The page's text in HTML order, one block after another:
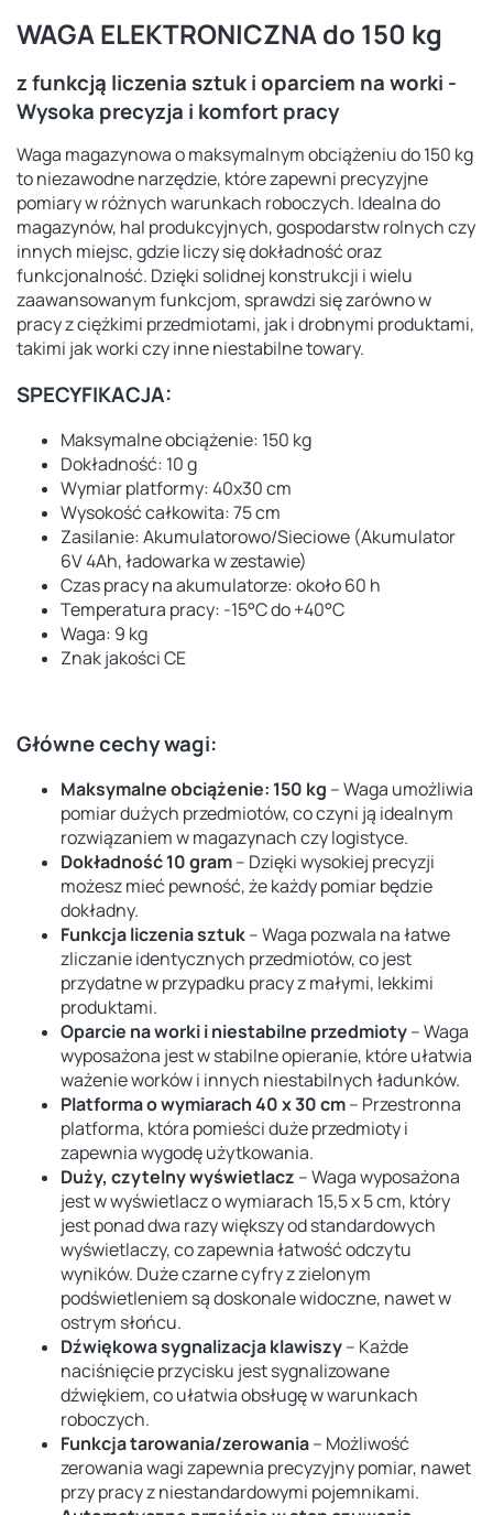
WAGA ELEKTRONICZNA do 150 kg
z funkcją liczenia sztuk i oparciem na worki -
Wysoka precyzja i komfort pracy
Waga magazynowa o maksymalnym obciążeniu do 150 kg
to niezawodne narzędzie, które zapewni precyzyjne
pomiary w różnych warunkach roboczych. Idealna do
magazynów, hal produkcyjnych, gospodarstw rolnych czy
innych miejsc, gdzie liczy się dokładność oraz
funkcjonalność. Dzięki solidnej konstrukcji i wielu
zaawansowanym funkcjom, sprawdzi się zarówno w
pracy z ciężkimi przedmiotami, jak i drobnymi produktami,
takimi jak worki czy inne niestabilne towary.
SPECYFIKACJA:
Maksymalne obciążenie: 150 kg
Dokładność: 10 g
Wymiar platformy: 40x30 cm
Wysokość całkowita: 75 cm
Zasilanie: Akumulatorowo/Sieciowe (Akumulator
6V 4Ah, ładowarka w zestawie)
Czas pracy na akumulatorze: około 60 h
Temperatura pracy: -15°C do +40°C
Waga: 9 kg
Znak jakości CE
Główne cechy wagi:
Maksymalne obciążenie: 150 kg – Waga umożliwia
pomiar dużych przedmiotów, co czyni ją idealnym
rozwiązaniem w magazynach czy logistyce.
Dokładność 10 gram– Dzięki wysokiej precyzji
możesz mieć pewność, że każdy pomiar będzie
dokładny.
Funkcja liczenia sztuk– Waga pozwala na łatwe
zliczanie identycznych przedmiotów, co jest
przydatne w przypadku pracy z małymi, lekkimi
produktami.
Oparcie na worki i niestabilne przedmioty– Waga
wyposażona jest w stabilne opieranie, które ułatwia
ważenie worków i innych niestabilnych ładunków.
Platforma o wymiarach 40 x 30 cm– Przestronna
platforma, która pomieści duże przedmioty i
zapewnia wygodę użytkowania.
Duży, czytelny wyświetlacz – Waga wyposażona
jest w wyświetlacz o wymiarach 15,5 x 5 cm, który
jest ponad dwa razy większy od standardowych
wyświetlaczy, co zapewnia łatwość odczytu
wyników. Duże czarne cyfry z zielonym
podświetleniem są doskonale widoczne, nawet w
ostrym słońcu.
Dźwiękowa sygnalizacja klawiszy– Każde
naciśnięcie przycisku jest sygnalizowane
dźwiękiem, co ułatwia obsługę w warunkach
roboczych.
Funkcja tarowania/zerowania– Możliwość
zerowania wagi zapewnia precyzyjny pomiar, nawet
przy pracy z niestandardowymi pojemnikami.